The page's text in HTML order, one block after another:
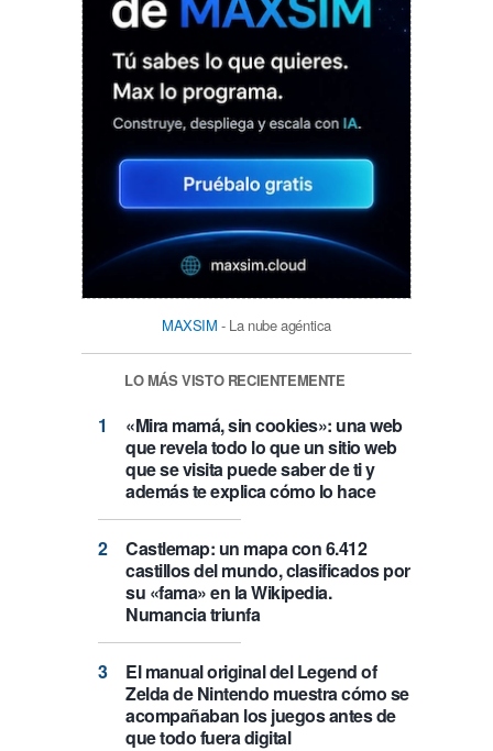
MAXSIM - La nube agéntica
LO MÁS VISTO RECIENTEMENTE
«Mira mamá, sin cookies»: una web
que revela todo lo que un sitio web
que se visita puede saber de ti y
además te explica cómo lo hace
Castlemap: un mapa con 6.412
castillos del mundo, clasificados por
su «fama» en la Wikipedia.
Numancia triunfa
El manual original del Legend of
Zelda de Nintendo muestra cómo se
acompañaban los juegos antes de
que todo fuera digital